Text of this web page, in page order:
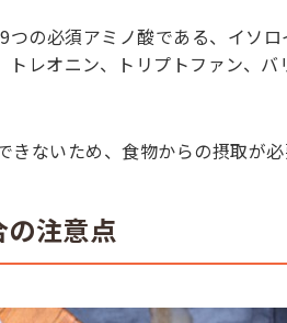
の必須アミノ酸である、イソロ
レオニン、トリプトファン、
ないため、食物からの摂取が必
注意点